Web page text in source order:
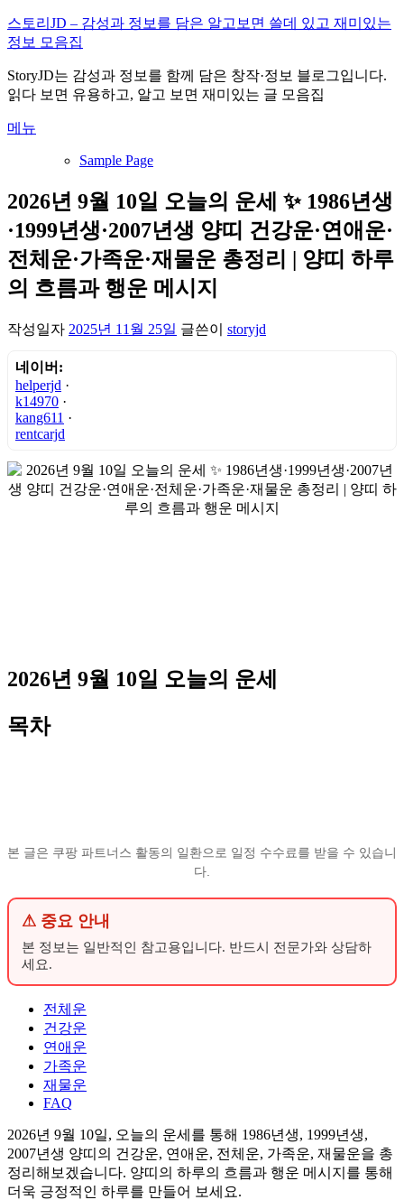
내
용
로
바
가
스토리JD – 감성과 정보를 담은 알고보면 쓸데 있고 재미있는
정보 모음집
StoryJD는 감성과 정보를 함께 담은 창작·정보 블로그입니다.
읽다 보면 유용하고, 알고 보면 재미있는 글 모음집
메뉴
Sample Page
2026년 9월 10일 오늘의 운세 ✨ 1986년생
·1999년생·2007년생 양띠 건강운·연애운·
전체운·가족운·재물운 총정리 | 양띠 하루
의 흐름과 행운 메시지
작성일자 2025년 11월 25일 글쓴이 storyjd
네이버:
helperjd ·
k14970 ·
kang611 ·
rentcarjd
2026년 9월 10일 오늘의 운세
목차
본 글은 쿠팡 파트너스 활동의 일환으로 일정 수수료를 받을 수 있습니
다.
⚠ 중요 안내
본 정보는 일반적인 참고용입니다. 반드시 전문가와 상담하
세요.
전체운
건강운
연애운
가족운
재물운
FAQ
2026년 9월 10일, 오늘의 운세를 통해 1986년생, 1999년생,
2007년생 양띠의 건강운, 연애운, 전체운, 가족운, 재물운을 총
정리해보겠습니다. 양띠의 하루의 흐름과 행운 메시지를 통해
더욱 긍정적인 하루를 만들어 보세요.